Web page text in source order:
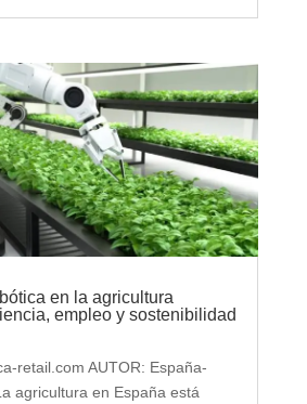
en la agricultura
empleo y sostenibilidad
retail.com AUTOR: España-
agricultura en España está